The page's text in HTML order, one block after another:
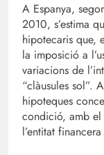
A Espanya,
2010, s’estima
hipotecaris que,
la imposició a
variacions de
“clàusules sol”.
hipoteques
condició, amb el
l’entitat